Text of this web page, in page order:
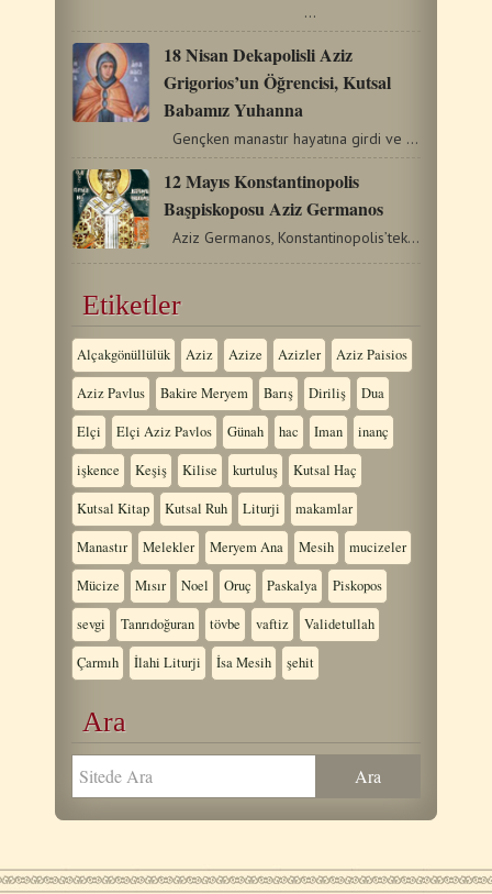
…
18 Nisan Dekapolisli Aziz
Grigorios’un Öğrencisi, Kutsal
Babamız Yuhanna
Gençken manastır hayatına girdi ve Dekepolisli Aziz…
12 Mayıs Konstantinopolis
Başpiskoposu Aziz Germanos
Aziz Germanos, Konstantinopolis’teki ünlü bir ailenin…
Etiketler
Alçakgönüllülük Aziz Azize Azizler Aziz Paisios
Aziz Pavlus Bakire Meryem Barış Diriliş Dua
Elçi Elçi Aziz Pavlos Günah hac Iman inanç
işkence Keşiş Kilise kurtuluş Kutsal Haç
Kutsal Kitap Kutsal Ruh Liturji makamlar
Manastır Melekler Meryem Ana Mesih mucizeler
Mücize Mısır Noel Oruç Paskalya Piskopos
sevgi Tanrıdoğuran tövbe vaftiz Validetullah
Çarmıh İlahi Liturji İsa Mesih şehit
Ara